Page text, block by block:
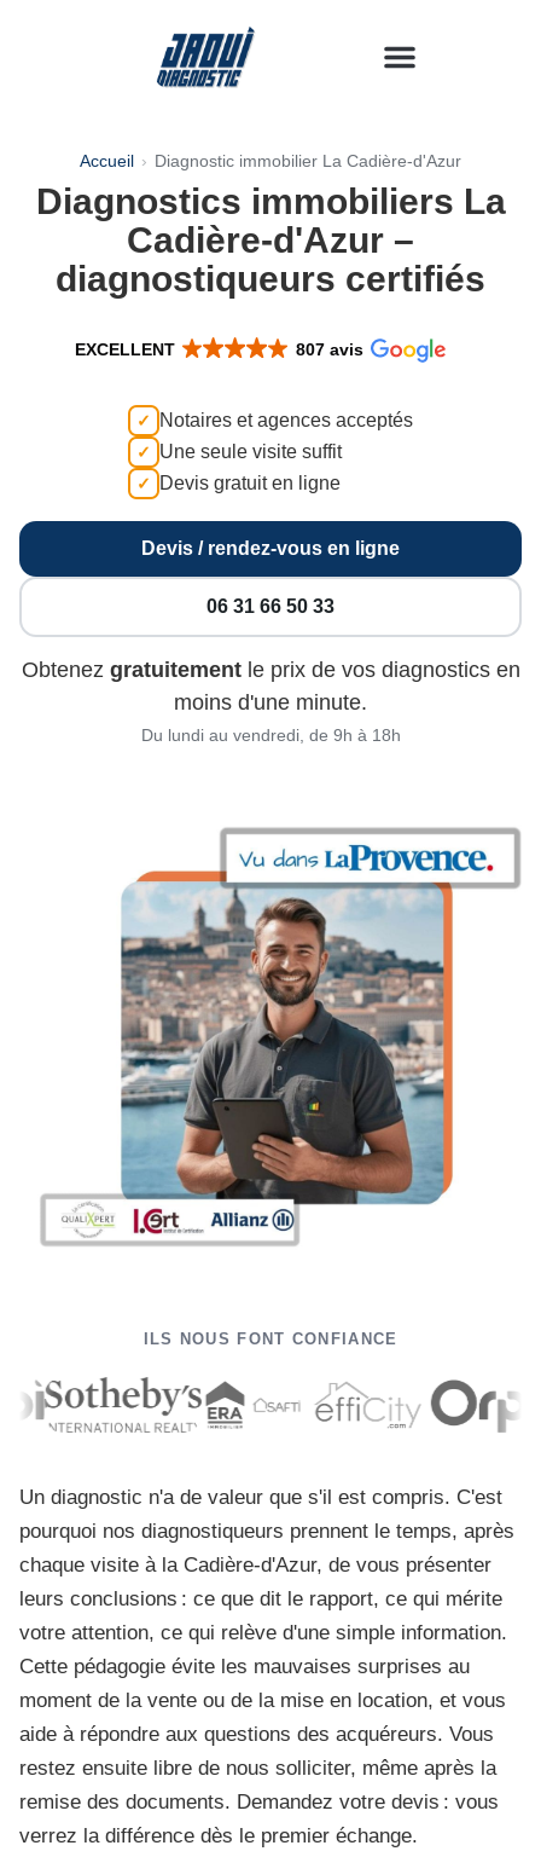
Accueil › Diagnostic immobilier La Cadière-d'Azur
Diagnostics immobiliers La
Cadière-d'Azur –
diagnostiqueurs certifiés
EXCELLENT 807 avis
Notaires et agences acceptés
Une seule visite suffit
Devis gratuit en ligne
Devis / rendez-vous en ligne
06 31 66 50 33
Obtenez gratuitementle prix de vos diagnostics en
moins d'une minute.
Du lundi au vendredi, de 9h à 18h
ILS NOUS FONT CONFIANCE
Un diagnostic n'a de valeur que s'il est compris. C'est
pourquoi nos diagnostiqueurs prennent le temps, après
chaque visite à la Cadière-d'Azur, de vous présenter
leurs conclusions : ce que dit le rapport, ce qui mérite
votre attention, ce qui relève d'une simple information.
Cette pédagogie évite les mauvaises surprises au
moment de la vente ou de la mise en location, et vous
aide à répondre aux questions des acquéreurs. Vous
restez ensuite libre de nous solliciter, même après la
remise des documents. Demandez votre devis : vous
verrez la différence dès le premier échange.